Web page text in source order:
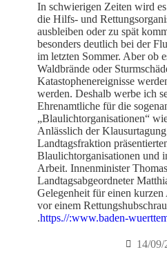
In schwierigen Zeiten wird
die Hilfs- und
ausbleiben oder zu spät
besonders deutlich bei der
im letzten Sommer. Aber ob
Waldbrände oder
Katastophenereignisse
werden. Deshalb werbe ich
Ehrenamtliche für die
„Blaulichtorganisationen“
Anlässlich der
Landtagsfraktion
Blaulichtorganisationen und
Arbeit. Innenminister
Landtagsabgeordneter
Gelegenheit für einen
vor einem
.https.//:www.baden-
14/09/